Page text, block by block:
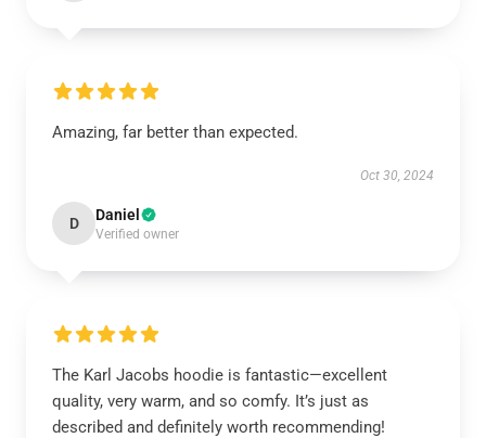
Amazing, far better than expected.
Oct 30, 2024
D Daniel
Verified owner
The Karl Jacobs hoodie is fantastic—excellent
quality, very warm, and so comfy. It’s just as
described and definitely worth recommending!